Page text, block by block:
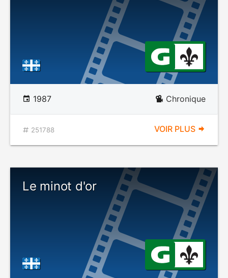
1987 Chronique
251788 VOIR PLUS
Le minot d'or